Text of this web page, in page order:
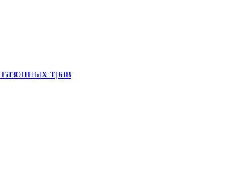
трав